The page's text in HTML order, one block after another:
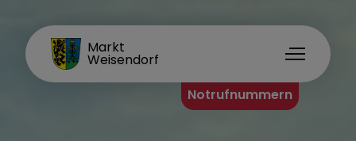
Markt
Weisendorf
FAMILIENORT
Notrufnummern